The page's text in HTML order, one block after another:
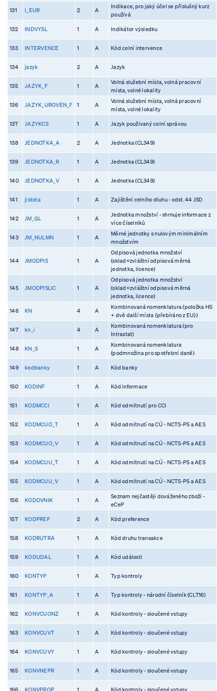
131 I_EUR 2 A
Indikace, pro jaký účel se příslušný kurz
používá
132 INDVYSL 1 A Indikátor výsledku
133 INTERVENCE 1 A Kód celní intervence
134 jazyk 2 A Jazyk
135 JAZYK_F 1 A
Volná služební místa, volná pracovní
místa, volné lokality
136 JAZYK_UROVEN_F 1 A
Volná služební místa, volná pracovní
místa, volné lokality
137 JAZYKCS 1 A Jazyk používaný celní správou
138 JEDNOTKA_A 2 A Jednotka (CL349)
139 JEDNOTKA_R 1 A Jednotka (CL349)
140 JEDNOTKA_V 1 A Jednotka (CL349)
141 jistota 1 A Zajištění celního dluhu - odst. 44 JSD
142 JM_GL 1 A
Jednotka množství - shrnuje informace z
více číselníků
143 JM_NULMN 1 A
Měrné jednotky s nulovým minimálním
množstvím
144 JMODPIS 1 A
Odpisová jednotka množství
(sklad=zvláštní odpisová měrná
jednotka, licence)
145 JMODPISLIC 1 A
Odpisová jednotka množství
(sklad=zvláštní odpisová měrná
jednotka, licence)
146 KN 4 A
Kombinovaná nomenklatura (položka HS
+ dvě další místa {přebíráno z EU})
147 kn_i 4 A
Kombinovaná nomenklatura (pro
Intrastat)
148 KN_S 1 A
Kombinovaná nomenklatura
(podmnožina pro spotřební daně)
149 kodbanky 1 A Kód banky
150 KODINF 1 A Kód informace
151 KODMCCI 1 A Kód odmítnutí pro CCI
152 KODMCUO_T 1 A Kód odmítnutí na CÚ - NCTS-P5 a AES
153 KODMCUO_V 1 A Kód odmítnutí na CÚ - NCTS-P5 a AES
154 KODMCUU_T 1 A Kód odmítnutí na CÚ - NCTS-P5 a AES
155 KODMCUU_V 1 A Kód odmítnutí na CÚ - NCTS-P5 a AES
156 KODOVNIK 1 A
Seznam nejčastěji dováženého zboží -
eCeP
157 KODPREF 2 A Kód preference
158 KODRUTRA 1 A Kód druhu transakce
159 KODUDAL 1 A Kód události
160 KONTYP 1 A Typ kontroly
161 KONTYP_A 1 A Typ kontroly - národní číselník (CL716)
162 KONVCUONZ 1 A Kód kontroly - sloučené vstupy
163 KONVCUVT 1 A Kód kontroly - sloučené vstupy
164 KONVCUVY 1 A Kód kontroly - sloučené vstupy
165 KONVNEPR 1 A Kód kontroly - sloučené vstupy
166 KONVPROP 1 A Kód kontroly - sloučené vstupy